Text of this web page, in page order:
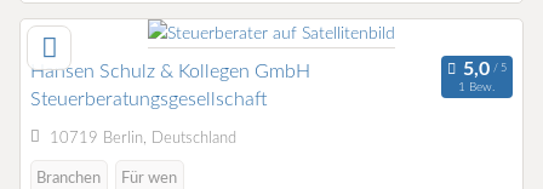
Hansen Schulz & Kollegen GmbH
Steuerberatungsgesellschaft
1 Bew.
10719 Berlin, Deutschland
Branchen Für wen